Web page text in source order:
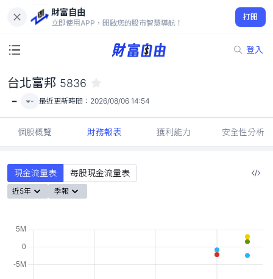
財富自由
立即使用APP，開啟您的股市智慧導航！
打開
登入
-
台北富邦 5836
- - 最近更新時間： 2026/08/06 14:54
個股概覽 財務報表 獲利能力 安全性分析
現金流量表 每股現金流量表
近5年 季報